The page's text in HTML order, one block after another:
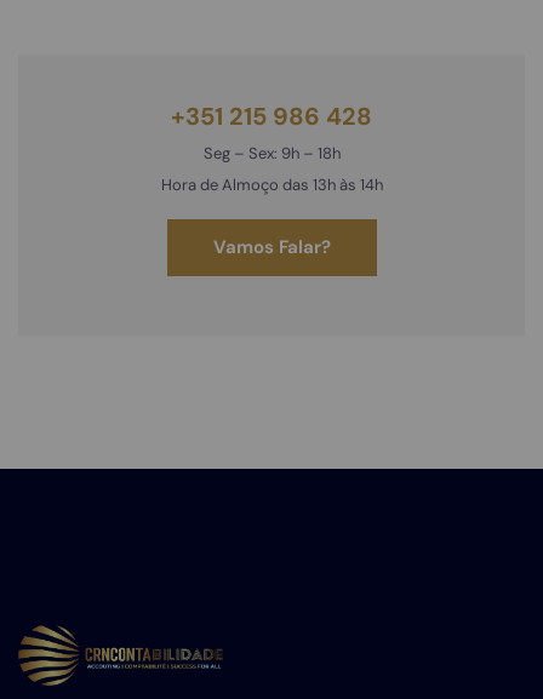
+351 215 986 428
Seg – Sex: 9h – 18h
Hora de Almoço das 13h às 14h
Vamos Falar?